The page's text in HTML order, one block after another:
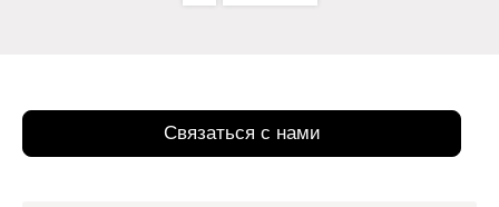
Связаться с нами